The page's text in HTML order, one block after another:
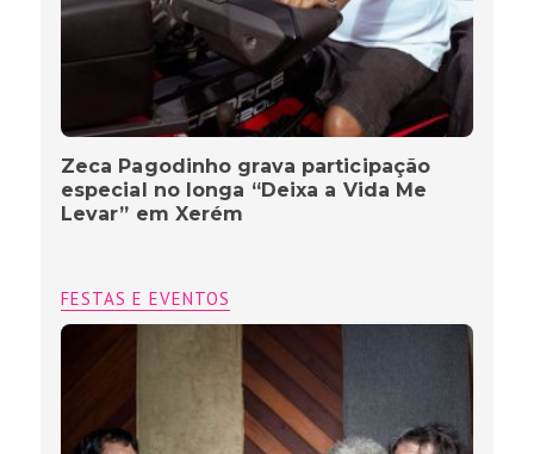
Zeca Pagodinho grava participação
especial no longa “Deixa a Vida Me
Levar” em Xerém
FESTAS E EVENTOS